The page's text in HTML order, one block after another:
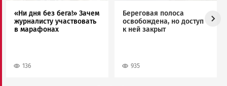
«Ни дня без бега!» Зачем
журналисту участвовать
в марафонах
136
Береговая полоса
освобождена, но доступ
к ней закрыт
935